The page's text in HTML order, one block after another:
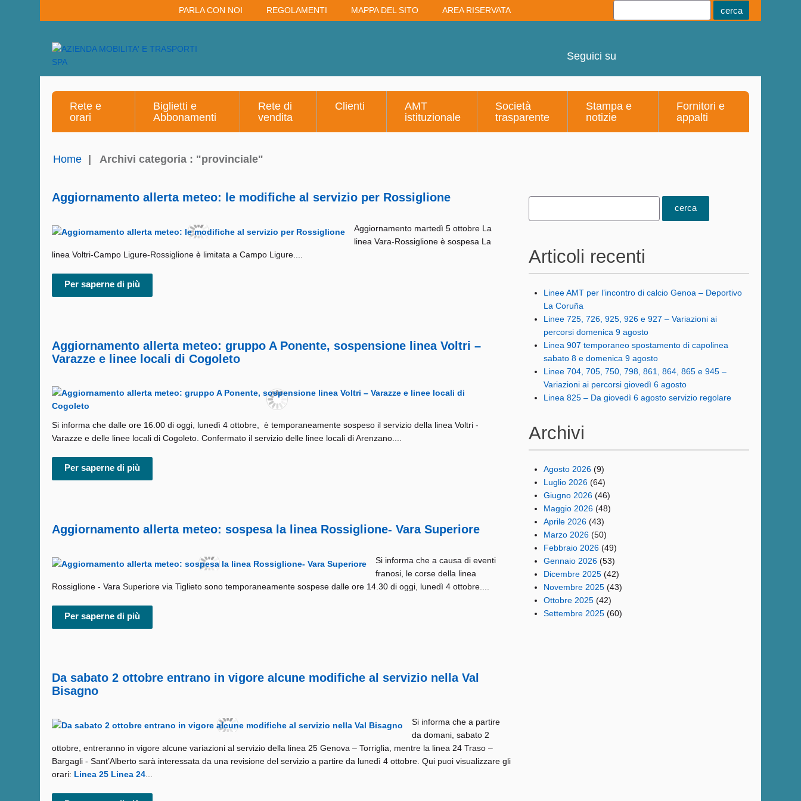
PARLA CON NOI REGOLAMENTI MAPPA DEL SITO AREA RISERVATA
Seguici su
Rete e
orari
Biglietti e
Abbonamenti
Rete di
vendita
Clienti
AMT
istituzionale
Società
trasparente
Stampa e
notizie
Fornitori e
appalti
Home Archivi categoria : "provinciale"
Aggiornamento allerta meteo: le modifiche al servizio per Rossiglione
Aggiornamento martedì 5 ottobre La
linea Vara-Rossiglione è sospesa La
linea Voltri-Campo Ligure-Rossiglione è limitata a Campo Ligure....
Per saperne di più
Aggiornamento allerta meteo: gruppo A Ponente, sospensione linea Voltri –
Varazze e linee locali di Cogoleto
Si informa che dalle ore 16.00 di oggi, lunedì 4 ottobre, è temporaneamente sospeso il servizio della linea Voltri -
Varazze e delle linee locali di Cogoleto. Confermato il servizio delle linee locali di Arenzano....
Per saperne di più
Aggiornamento allerta meteo: sospesa la linea Rossiglione- Vara Superiore
Si informa che a causa di eventi
franosi, le corse della linea
Rossiglione - Vara Superiore via Tiglieto sono temporaneamente sospese dalle ore 14.30 di oggi, lunedì 4 ottobre....
Per saperne di più
Da sabato 2 ottobre entrano in vigore alcune modifiche al servizio nella Val
Bisagno
Si informa che a partire
da domani, sabato 2
ottobre, entreranno in vigore alcune variazioni al servizio della linea 25 Genova – Torriglia, mentre la linea 24 Traso –
Bargagli - Sant’Alberto sarà interessata da una revisione del servizio a partire da lunedì 4 ottobre. Qui puoi visualizzare gli
orari: Linea 25 Linea 24
Articoli recenti
Linee AMT per l’incontro di calcio Genoa – Deportivo
La Coruña
Linee 725, 726, 925, 926 e 927 – Variazioni ai
percorsi domenica 9 agosto
Linea 907 temporaneo spostamento di capolinea
sabato 8 e domenica 9 agosto
Linee 704, 705, 750, 798, 861, 864, 865 e 945 –
Variazioni ai percorsi giovedì 6 agosto
Linea 825 – Da giovedì 6 agosto servizio regolare
Archivi
Agosto 2026 (9)
Luglio 2026 (64)
Giugno 2026 (46)
Maggio 2026 (48)
Aprile 2026 (43)
Marzo 2026 (50)
Febbraio 2026 (49)
Gennaio 2026 (53)
Dicembre 2025 (42)
Novembre 2025 (43)
Ottobre 2025 (42)
Settembre 2025 (60)